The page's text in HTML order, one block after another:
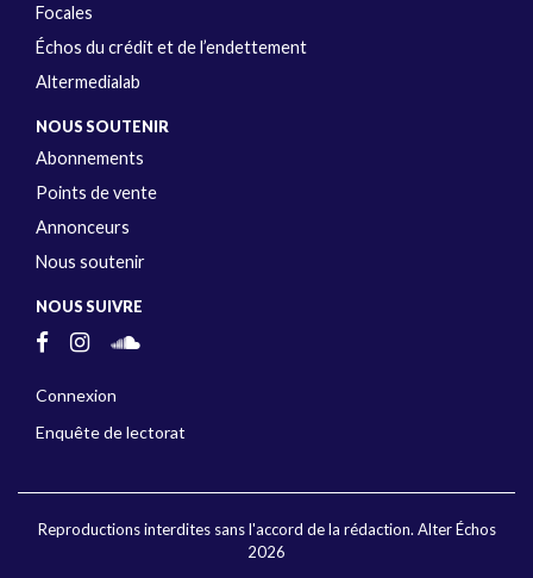
Focales
Échos du crédit et de l’endettement
Altermedialab
NOUS SOUTENIR
Abonnements
Points de vente
Annonceurs
Nous soutenir
NOUS SUIVRE
Connexion
Enquête de lectorat
Reproductions interdites sans l'accord de la rédaction. Alter Échos
2026